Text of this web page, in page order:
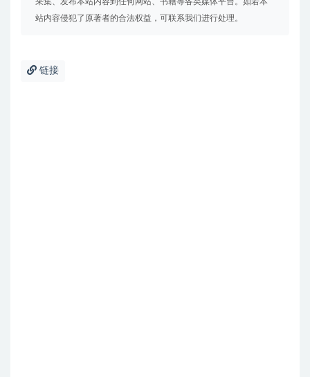
站内容侵犯了原著者的合法权益，可联系我们进行处理。
链接